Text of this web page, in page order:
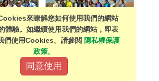
來瞭解您如何使用我們的網站
體驗。如繼續使用我們的網站，即表
們使用Cookies。請參閱 隱私權保護
政策。
同意使用